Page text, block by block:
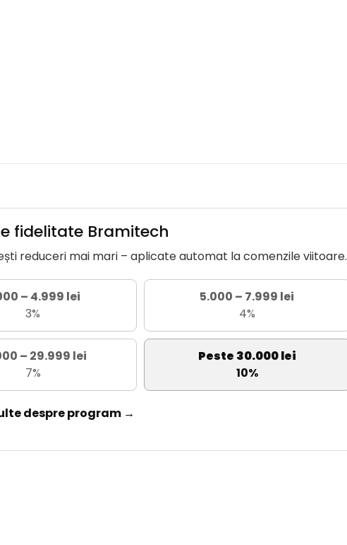
fidelitate Bramitech
reduceri mai mari – aplicate automat la comenzile viitoare.
– 4.999 lei
3%
5.000 – 7.999 lei
4%
– 29.999 lei
7%
Peste 30.000 lei
10%
despre program →